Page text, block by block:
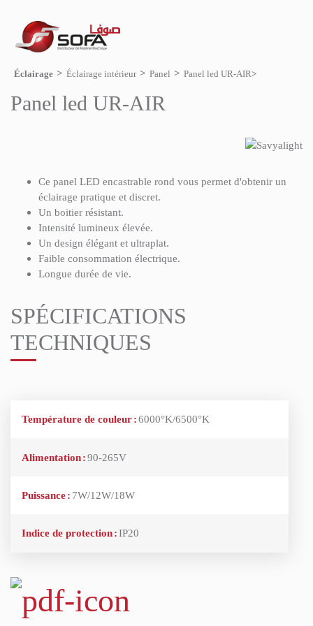
Éclairage Éclairage intérieur Panel Panel led UR-AIR
Panel led UR-AIR
Ce panel LED encastrable rond vous permet d'obtenir un
éclairage pratique et discret.
Un boitier résistant.
Intensité lumineux élevée.
Un design élégant et ultraplat.
Faible consommation électrique.
Longue durée de vie.
SPÉCIFICATIONS
TECHNIQUES
Température de couleur:6000°K/6500°K
Alimentation:90-265V
Puissance: 7W/12W/18W
Indice de protection:IP20